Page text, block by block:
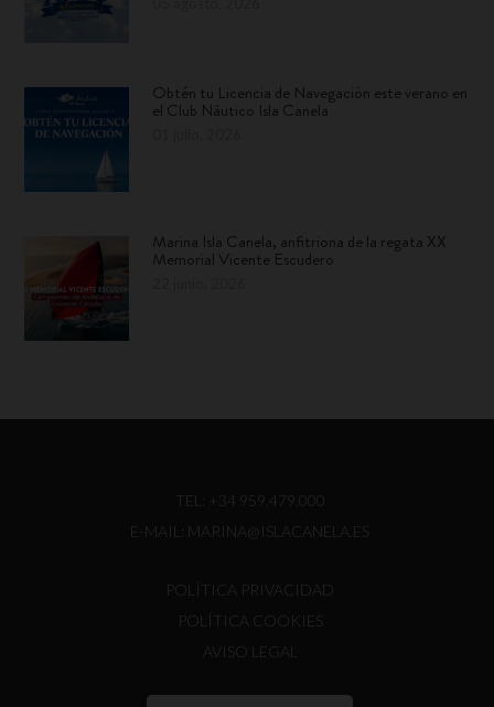
Obtén tu Licencia de Navegación este verano en
el Club Náutico Isla Canela
Marina Isla Canela, anfitriona de la regata XX
Memorial Vicente Escudero
TEL: +34 959.479.000
E-MAIL: MARINA@ISLACANELA.ES
POLÍTICA PRIVACIDAD
POLÍTICA COOKIES
AVISO LEGAL